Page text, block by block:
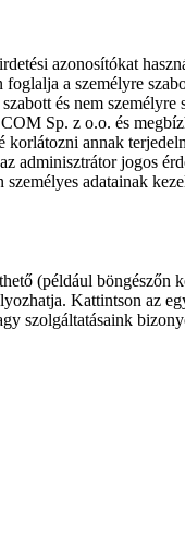
azonosítókat
a személyre
és nem
Sp. z o.o. és
annak
jogos
adatainak
(például böngészőn
Kattintson az
szolgáltatásaink